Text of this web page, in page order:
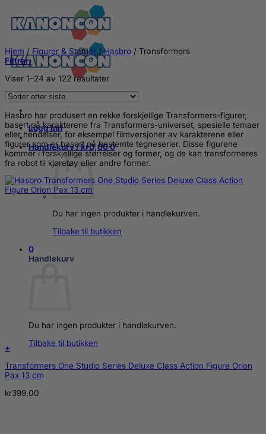
content
Logg inn
Handlekurv /kr0,000
Du har ingen produkter i handlekurven.
Tilbake til butikken
0
Handlekurv
Du har ingen produkter i handlekurven.
Tilbake til butikken
Hjem / Figurer & Statuer / Hasbro / Transformers
Filtrer
Viser 1–24 av 122 resultaterSortert
nyeste
Hasbro har produsert en rekke forskjellige Transformers-figurer,
basert på karakterene fra Transformers-universet, spesielle temaer
eller hendelser, for eksempel filmversjoner av karakterene eller
figurer som er basert på bestemte tegneserier. Disse figurene
kommer i forskjellige størrelser og former, og de kan transformeres
fra robot til kjøretøy eller andre former.
+
Transformers One Studio Series Deluxe Class Action Figure Orion
Pax 13 cm
kr399,00